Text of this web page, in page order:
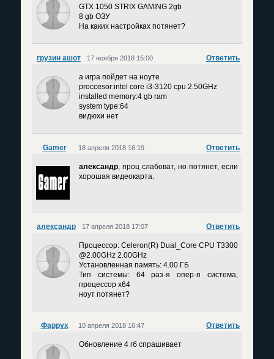
GTX 1050 STRIX GAMING 2gb
8 gb ОЗУ
На каких настройках потянет?
грузин ашот Ответить
17 ноября 2018 15:00
а игра пойдет на ноуте
proccesor:intel core i3-3120 cpu 2.50GHz
installed memory:4 gb ram
system type:64
видюхи нет
Gamer Ответить
18 апреля 2018 16:19
александр , проц слабоват, но потянет, если
хорошая видеокарта.
александр Ответить
17 апреля 2018 17:07
Процессор: Celeron(R) Dual_Core CPU T3300
@2.00GHz 2.00GHz
Установленная память: 4.00 ГБ
Тип системы: 64 раз-я опер-я система,
процессор х64
ноут потянет?
Фаррух Ответить
10 апреля 2018 16:47
Обновление 4 гб спрашивает